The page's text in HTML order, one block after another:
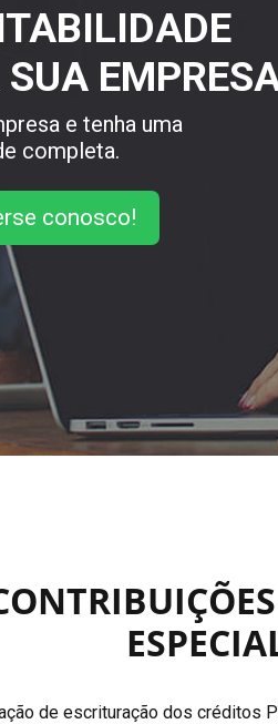
SUA
e tenha uma
completa.
conosco!
de escrituração dos créditos